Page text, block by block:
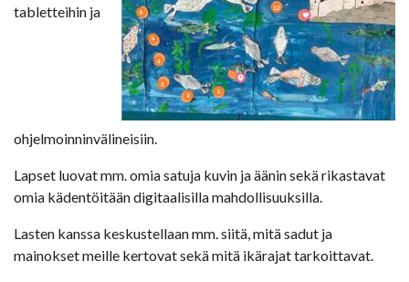
tabletteihin ja
ohjelmoinninvälineisiin.
Lapset luovat mm. omia satuja kuvin ja äänin sekä rikastavat
omia kädentöitään digitaalisilla mahdollisuuksilla.
Lasten kanssa keskustellaan mm. siitä, mitä sadut ja
mainokset meille kertovat sekä mitä ikärajat tarkoittavat.